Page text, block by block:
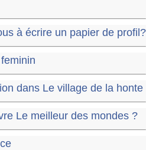
à écrire un papier de profil?
dans Le village de la honte
Le meilleur des mondes ?